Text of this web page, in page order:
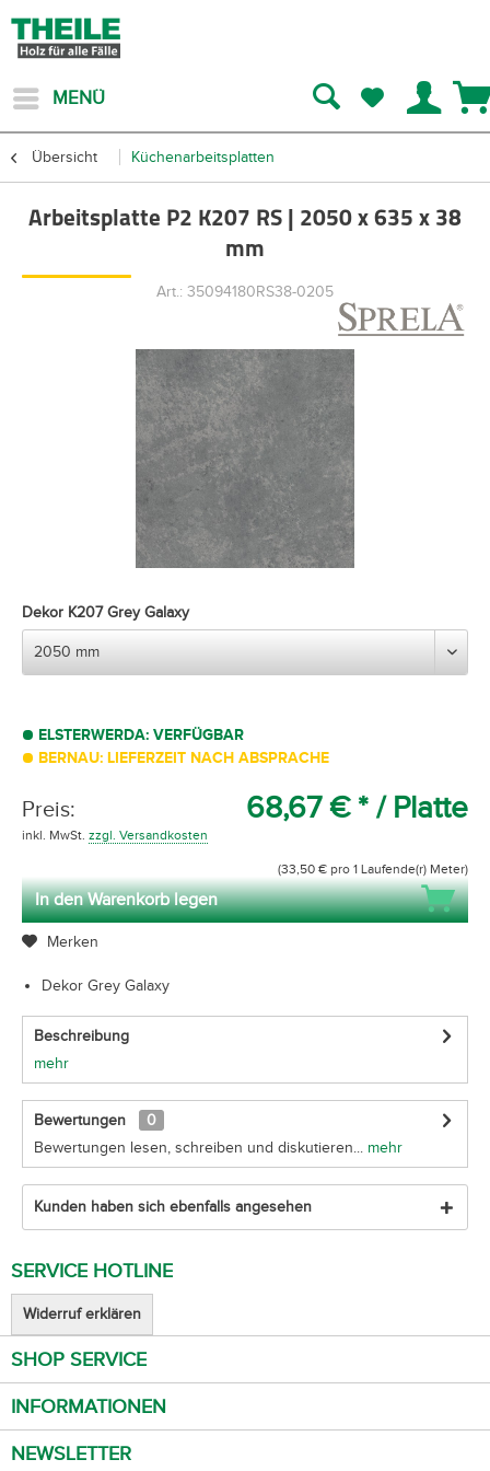
MENÜ
Übersicht Küchenarbeitsplatten
Arbeitsplatte P2 K207 RS | 2050 x 635 x 38
mm
Art.: 35094180RS38-0205
Dekor K207 Grey Galaxy
ELSTERWERDA: VERFÜGBAR
BERNAU: LIEFERZEIT NACH ABSPRACHE
Preis: 68,67 € * / Platte
inkl. MwSt. zzgl. Versandkosten
(33,50 € pro 1 Laufende(r) Meter)
In den Warenkorb legen
Merken
Dekor Grey Galaxy
Beschreibung
mehr
Bewertungen
0
Bewertungen lesen, schreiben und diskutieren... mehr
Kunden haben sich ebenfalls angesehen
SERVICE HOTLINE
Widerruf erklären
SHOP SERVICE
INFORMATIONEN
NEWSLETTER